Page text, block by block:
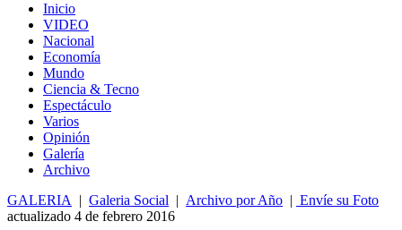
Inicio
VIDEO
Nacional
Economía
Mundo
Ciencia & Tecno
Espectáculo
Varios
Opinión
Galería
Archivo
GALERIA
| Galeria Social | Archivo por Año | Envíe su Foto
actualizado 4 de febrero 2016